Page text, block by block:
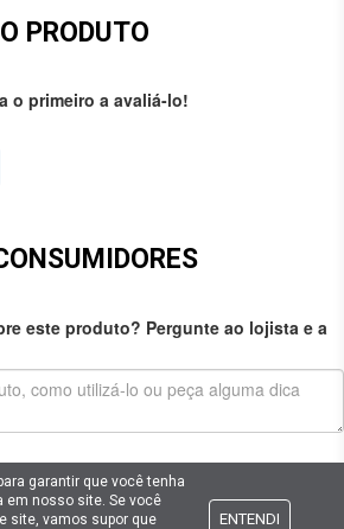
PRODUTO
o primeiro a avaliá-lo!
este produto? Pergunte ao lojista e a
garantir que você tenha
em nosso site. Se você
site, vamos supor que
ENTENDI